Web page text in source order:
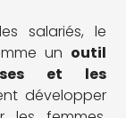
salariés, le
un outil
et les
développer